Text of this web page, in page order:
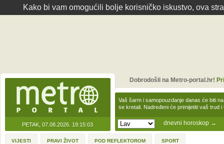
Kako bi vam omogućili bolje korisničko iskustvo, ova
PETAK, 07.08.2026. 19:15:03 dnevni horoskop →
Vaš šarm i samopouzdanje danas će biti
se kretali. Nadređeni će primijetiti vaš trud
Dobrodošli na Metro-portal.hr!
VIJESTI PRAVI ŽIVOT POD REFLEKTOROM SPORT